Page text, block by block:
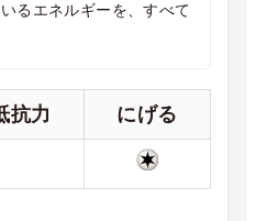
るエネルギーを、すべて
抗力 にげる